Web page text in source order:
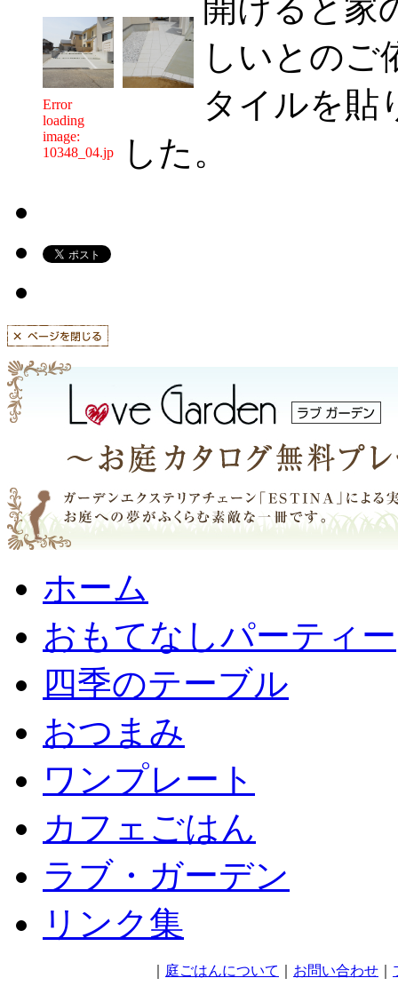
Error
loading
image:
10348_04.jpg
開けると家
しいとのご
タイルを貼
した。
ホーム
おもてなしパーティー
四季のテーブル
おつまみ
ワンプレート
カフェごはん
ラブ・ガーデン
リンク集
庭ごはんについて お問い合わせ